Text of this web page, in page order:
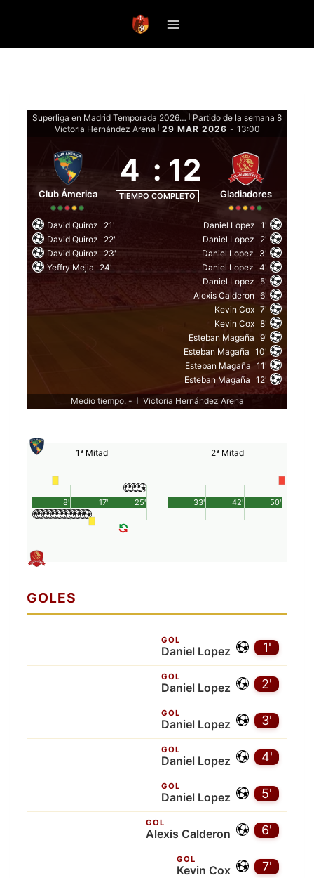
Superliga en Madrid Temporada 2026 - Fase de grupos
Partido de la semana 8
Victoria Hernández Arena
29 MAR 2026 - 13:00
Club Ámerica
4 : 12
TIEMPO COMPLETO Gladiadores
David Quiroz
21'
David Quiroz 22'
David Quiroz 23'
Yeffry Mejia 24'
Daniel Lopez 1'
Daniel Lopez 2'
Daniel Lopez
3'
Daniel Lopez 4'
Daniel Lopez
5'
Alexis Calderon 6'
Kevin Cox 7'
Kevin Cox 8'
Esteban Magaña 9'
Esteban Magaña 10'
Esteban Magaña 11'
Esteban Magaña 12'
Medio tiempo: -
Victoria Hernández Arena
1ª Mitad
25'
8' 17'
2ª Mitad
50'
33' 42'
GOLES
1'
GOL
Daniel Lopez
2'
GOL
Daniel Lopez
3'
GOL
Daniel Lopez
4'
GOL
Daniel Lopez
5'
GOL
Daniel Lopez
6'
GOL
Alexis Calderon
7'
GOL
Kevin Cox